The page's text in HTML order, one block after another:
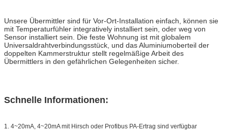
Unsere Übermittler sind für Vor-Ort-Installation einfach, können sie
mit Temperaturfühler integratively installiert sein, oder weg von
Sensor installiert sein. Die feste Wohnung ist mit globalem
Universaldrahtverbindungsstück, und das Aluminiumoberteil der
doppelten Kammerstruktur stellt regelmäßige Arbeit des
Übermittlers in den gefährlichen Gelegenheiten sicher.
Schnelle Informationen:
1. 4~20mA, 4~20mA mit Hirsch oder Profibus PA-Ertrag sind verfügbar